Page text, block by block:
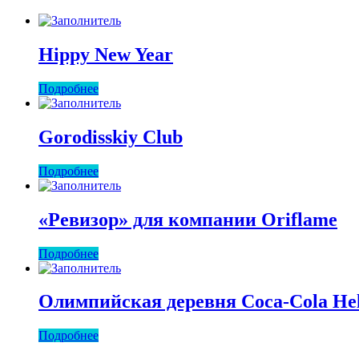
Hippy New Year
Подробнее
Gorodisskiy Club
Подробнее
«Ревизор» для компании Oriflame
Подробнее
Олимпийская деревня Coca-Сola
Подробнее